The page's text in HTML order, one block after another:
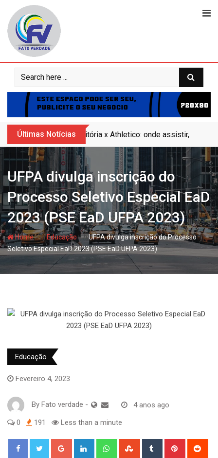
content
Últimas Notícias Vitória x Athletico: onde assistir,
UFPA divulga inscrição do
Processo Seletivo Especial EaD
2023 (PSE EaD UFPA 2023)
Home- hjEducação - hjUFPA divulga inscrição do Processo
Seletivo Especial EaD 2023 (PSE EaD UFPA 2023)
Educação
Fevereiro 4, 2023
By Fato verdade - 4 anos ago
0 191 Less than a minute
Google+ LinkedIn WhatsappStumbleUpon
Tumblr Pinterest